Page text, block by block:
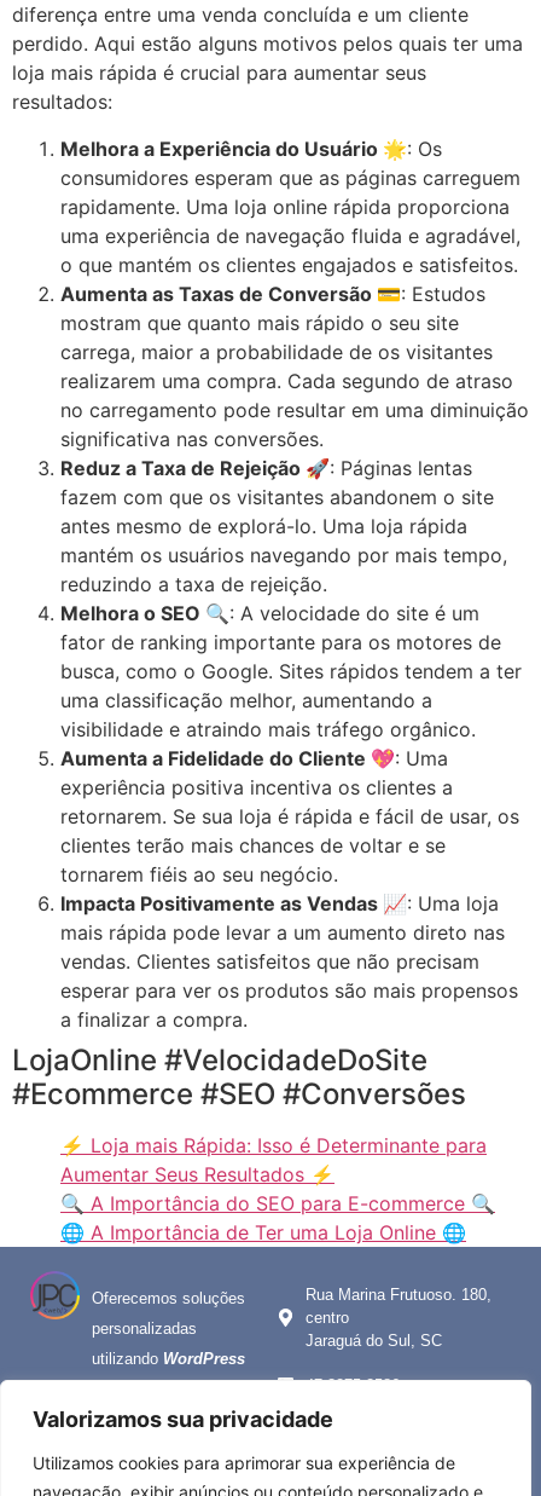
Valorizamos sua privacidade
Utilizamos cookies para aprimorar sua experiência de
navegação, exibir anúncios ou conteúdo personalizado e
diferença entre uma venda concluída e um cliente
perdido. Aqui estão alguns motivos pelos quais ter uma
loja mais rápida é crucial para aumentar seus
resultados:
Melhora a Experiência do Usuário 🌟: Os
consumidores esperam que as páginas carreguem
rapidamente. Uma loja online rápida proporciona
uma experiência de navegação fluida e agradável,
o que mantém os clientes engajados e satisfeitos.
Aumenta as Taxas de Conversão 💳: Estudos
mostram que quanto mais rápido o seu site
carrega, maior a probabilidade de os visitantes
realizarem uma compra. Cada segundo de atraso
no carregamento pode resultar em uma diminuição
significativa nas conversões.
Reduz a Taxa de Rejeição 🚀: Páginas lentas
fazem com que os visitantes abandonem o site
antes mesmo de explorá-lo. Uma loja rápida
mantém os usuários navegando por mais tempo,
reduzindo a taxa de rejeição.
Melhora o SEO 🔍 : A velocidade do site é um
fator de ranking importante para os motores de
busca, como o Google. Sites rápidos tendem a ter
uma classificação melhor, aumentando a
visibilidade e atraindo mais tráfego orgânico.
Aumenta a Fidelidade do Cliente 💖: Uma
experiência positiva incentiva os clientes a
retornarem. Se sua loja é rápida e fácil de usar, os
clientes terão mais chances de voltar e se
tornarem fiéis ao seu negócio.
Impacta Positivamente as Vendas 📈: Uma loja
mais rápida pode levar a um aumento direto nas
vendas. Clientes satisfeitos que não precisam
esperar para ver os produtos são mais propensos
a finalizar a compra.
LojaOnline #VelocidadeDoSite
#Ecommerce #SEO #Conversões
⚡ Loja mais Rápida: Isso é Determinante para
Aumentar Seus Resultados ⚡
🔍 A Importância do SEO para E-commerce 🔍
🌐 A Importância de Ter uma Loja Online 🌐
Oferecemos soluções
personalizadas
utilizando WordPress
proporcionando
e eficientes para
Rua Marina Frutuoso. 180,
centro
Jaraguá do Sul, SC
47 3275-2586
jpc@jpcweb.com.br